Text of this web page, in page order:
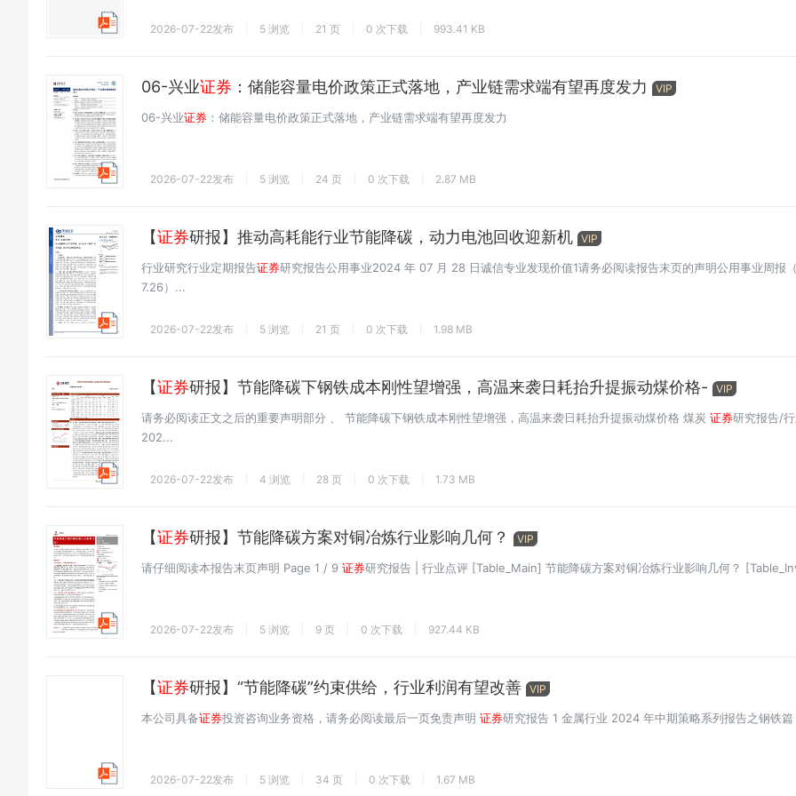
2026-07-22发布 5 浏览 21 页 0 次下载 993.41 KB
06-兴业证券 ：储能容量电价政策正式落地，产业链需求端有望再度发力 VIP
06-兴业证券 ：储能容量电价政策正式落地，产业链需求端有望再度发力
2026-07-22发布 5 浏览 24 页 0 次下载 2.87 MB
【证券研报】推动高耗能行业节能降碳，动力电池回收迎新机 VIP
行业研究行业定期报告证券研究报告公用事业2024 年 07 月 28 日诚信专业发现价值1请务必阅读报告末页的声明公用事业周报
7.26）...
2026-07-22发布 5 浏览 21 页 0 次下载 1.98 MB
【证券研报】节能降碳下钢铁成本刚性望增强，高温来袭日耗抬升提振动煤价格- VIP
请务必阅读正文之后的重要声明部分 、 节能降碳下钢铁成本刚性望增强，高温来袭日耗抬升提振动煤价格 煤炭证券研究报告/
202...
2026-07-22发布 4 浏览 28 页 0 次下载 1.73 MB
【证券研报】节能降碳方案对铜冶炼行业影响几何？ VIP
请仔细阅读本报告末页声明 Page 1 / 9证券研究报告 | 行业点评 [Table_Main] 节能降碳方案对铜冶炼行业影响几何？
2026-07-22发布 5 浏览 9 页 0 次下载 927.44 KB
【证券研报】“节能降碳”约束供给，行业利润有望改善 VIP
本公司具备证券投资咨询业务资格，请务必阅读最后一页免责声明证券研究报告 1 金属行业 2024 年中期策略系列报告之钢铁篇
2026-07-22发布 5 浏览 34 页 0 次下载 1.67 MB